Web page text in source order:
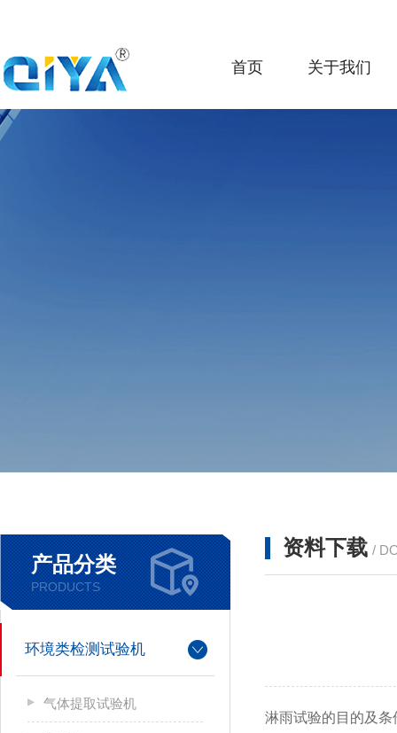
首页 关于我们
产品分类
PRODUCTS
环境类检测试验机
气体提取试验机
资料下载 /
淋雨试验的目的及条